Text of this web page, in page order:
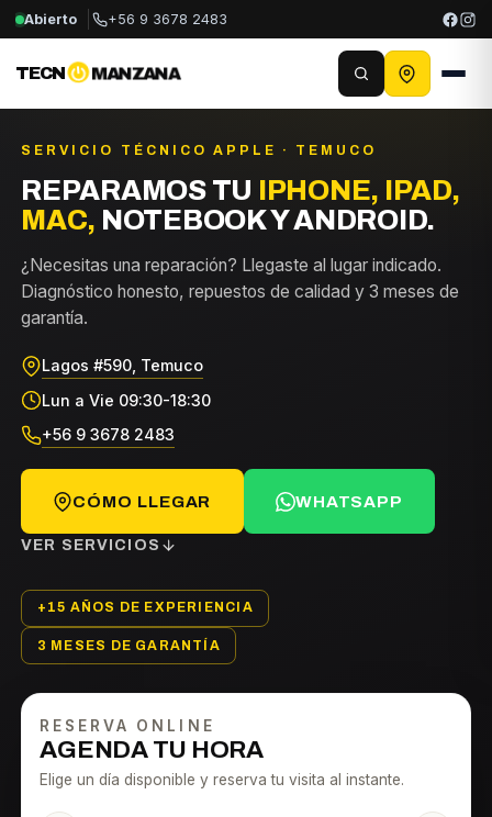
Abierto +56 9 3678 2483
TECN MANZANA
SERVICIO TÉCNICO APPLE · TEMUCO
REPARAMOS TU
IPHONE, IPAD,
MAC, NOTEBOOK Y ANDROID.
¿Necesitas una reparación? Llegaste al lugar indicado.
Diagnóstico honesto, repuestos de calidad y 3 meses de
garantía.
Lagos #590, Temuco
Lun a Vie 09:30-18:30
+56 9 3678 2483
CÓMO LLEGAR WHATSAPP
VER SERVICIOS
+15 AÑOS DE EXPERIENCIA
3 MESES DE GARANTÍA
RESERVA ONLINE
AGENDA TU HORA
Elige un día disponible y reserva tu visita al instante.